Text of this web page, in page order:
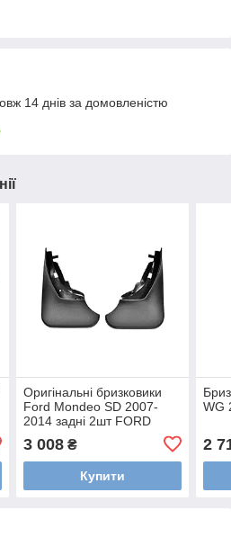
14 днів за домовленістю
Оригінальні бризковики
Ford Mondeo SD 2007-
2014 задні 2шт FORD
3 008₴
Купити
WG
2